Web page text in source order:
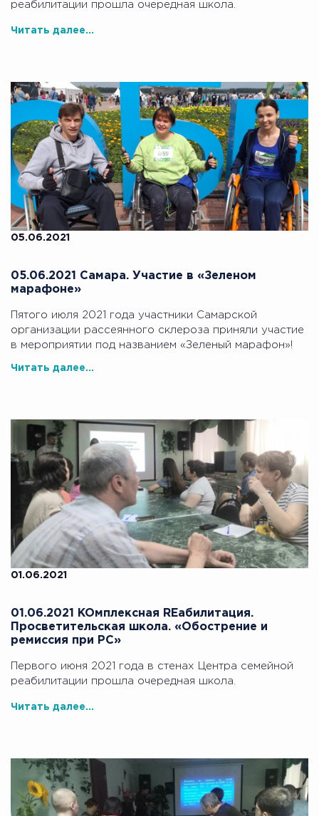
реабилитации прошла очередная школа.
Читать далее...
05.06.2021
05.06.2021 Самара. Участие в «Зеленом
марафоне»
Пятого июля 2021 года участники Самарской
организации рассеянного склероза приняли участие
в мероприятии под названием «Зеленый марафон»!
Читать далее...
01.06.2021
01.06.2021 KOмплексная REабилитация.
Просветительская школа. «Обострение и
ремиссия при РС»
Первого июня 2021 года в стенах Центра семейной
реабилитации прошла очередная школа.
Читать далее...